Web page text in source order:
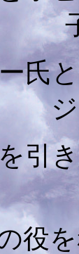
氏
引
役